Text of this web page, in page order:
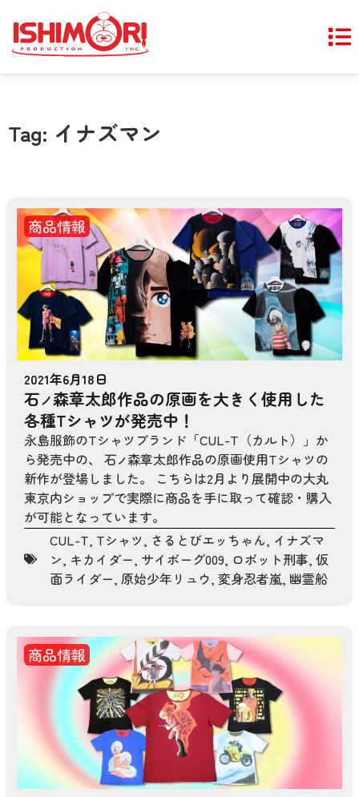
Tag: イナズマン
商品情報
2021年6月18日
石ノ森章太郎作品の原画を大きく使用した
各種Tシャツが発売中！
永島服飾のTシャツブランド「CUL-T（カルト）」か
ら発売中の、 石ノ森章太郎作品の原画使用Tシャツの
新作が登場しました。 こちらは2月より展開中の大丸
東京内ショップで実際に商品を手に取って確認・購入
が可能となっています。
CUL-T, Tシャツ, さるとびエッちゃん, イナズマ
ン, キカイダー, サイボーグ009, ロボット刑事, 仮
面ライダー, 原始少年リュウ, 変身忍者嵐, 幽霊船
商品情報